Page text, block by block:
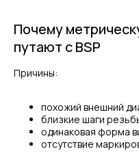
Почему
путают с BSP
Причины:
похожий внешний
близкие шаги
одинаковая форма
отсутствие